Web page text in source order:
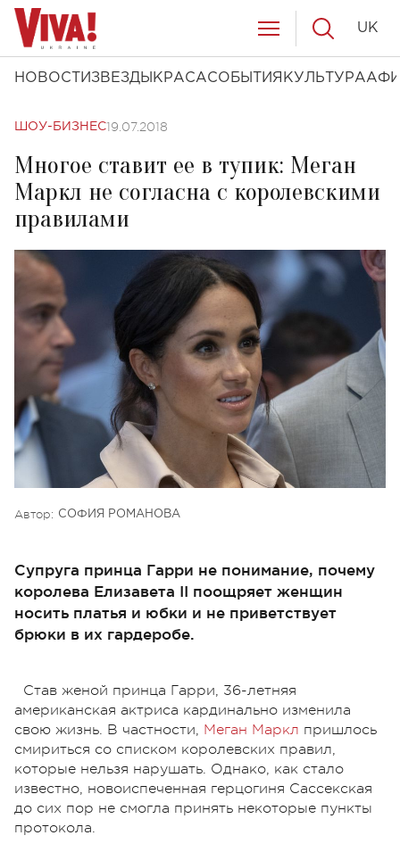
НОВОСТИ ЗВЕЗДЫ КРАСАСОБЫТИЯ КУЛЬТУРА
UK
ШОУ-БИЗНЕС19.07.2018
Многое ставит ее в тупик: Меган
Маркл не согласна с королевскими
правилами
Автор: СОФИЯ РОМАНОВА
Супруга принца Гарри не понимание, почему
королева Елизавета II поощряет женщин
носить платья и юбки и не приветствует
брюки в их гардеробе.
Став женой принца Гарри, 36-летняя
американская актриса кардинально изменила
свою жизнь. В частности, Меган Маркл пришлось
смириться со списком королевских правил,
которые нельзя нарушать. Однако, как стало
известно, новоиспеченная герцогиня Сассекская
до сих пор не смогла принять некоторые пункты
протокола.